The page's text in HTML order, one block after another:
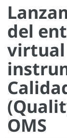
del
virtual
OMS